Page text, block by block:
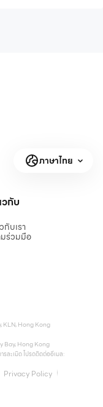
ภาษาไทย
วกับ
กับเรา
ร่วมมือ
KLN, Hong Kong
Bay, Hong Kong
ละเมิด โปรดติดต่ออีเมล:
Privacy Policy